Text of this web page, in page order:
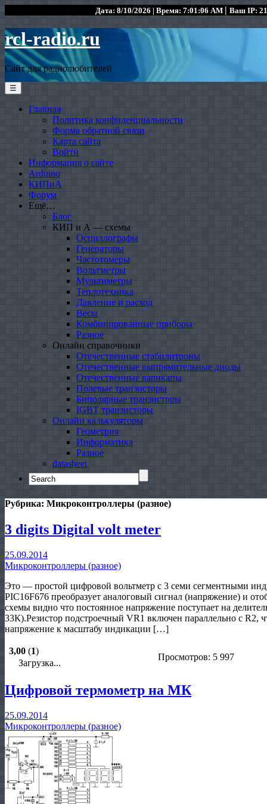
Дата: 8/10/2026 | Время: 7:01:06 AM | Ваш IP:
rcl-radio.ru
Сайт для радиолюбителей
☰
Главная
Политика конфиденциальности
Форма обратной связи
Карта сайта
Войти
Информация о сайте
Arduino
КИПиА
Форум
Ещё…
Блог
КИП и А — схемы
Осциллографы
Генераторы
Частотомеры
Вольтметры
Мультиметры
Теплотехника
Давление и расход
Весы
Комбинированные приборы
Разное
Онлайн справочники
Отечественные стабилитроны
Отечественные выпрямительные диоды
Отечественные варикапы
Полевые транзисторы
Биполярные транзисторы
IGBT транзисторы
Онлайн калькуляторы
Геометрия
Информатика
Разное
datasheet
Search
for:
Рубрика: Микроконтроллеры (разное)
3 digits Digital volt meter
25.09.2014
Микроконтроллеры (разное)
Это — простой цифровой вольтметр с 3 семи сегментными
PIC16F676 преобразует аналоговый сигнал (напряжение) и
схемы видно что постоянное напряжение поступает на
33К).Резистор подстроечный VR1 включен параллельно с R2,
напряжение к масштабу индикации […]
3,00 (1)
Загрузка...
Просмотров: 5 997
Цифровой термометр на МК
25.09.2014
Микроконтроллеры (разное)